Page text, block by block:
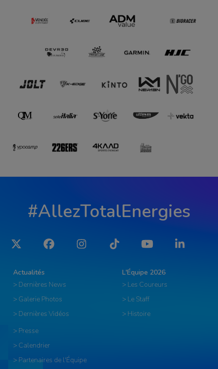
#AllezTotalEnergies
Twitter Facebook Instagram Tiktok YouTube LinkedIn
Actualités
> Dernières News
> Galerie Photos
> Dernières Vidéos
L'Équipe 2026
> Les Coureurs
> Le Staff
> Histoire
> Presse
> Calendrier
> Partenaires de l'Équipe